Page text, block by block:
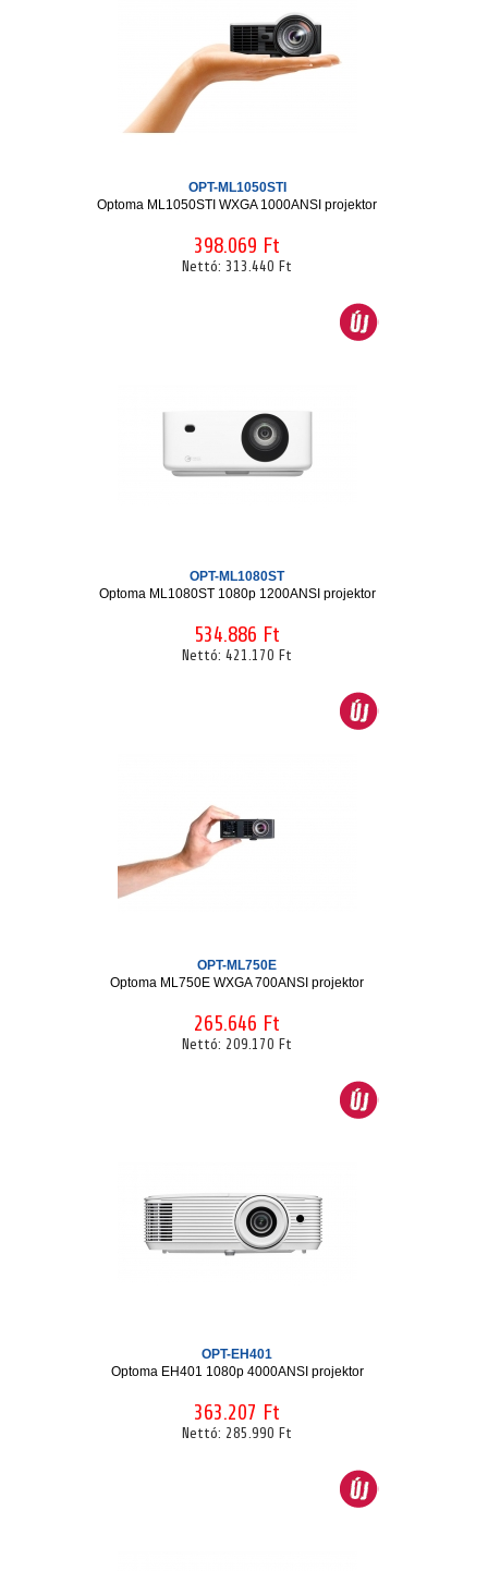
OPT-ML1050STI
Optoma ML1050STI WXGA 1000ANSI projektor
398.069 Ft
Nettó: 313.440 Ft
OPT-ML1080ST
Optoma ML1080ST 1080p 1200ANSI projektor
534.886 Ft
Nettó: 421.170 Ft
OPT-ML750E
Optoma ML750E WXGA 700ANSI projektor
265.646 Ft
Nettó: 209.170 Ft
OPT-EH401
Optoma EH401 1080p 4000ANSI projektor
363.207 Ft
Nettó: 285.990 Ft